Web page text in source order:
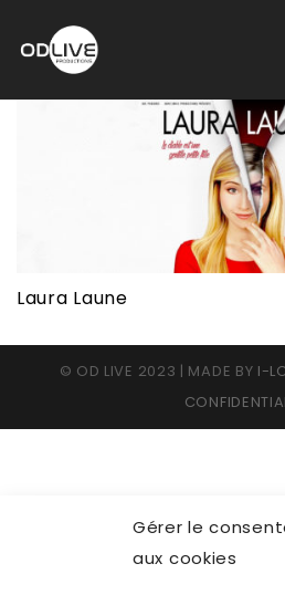
Gérer le
aux cookies
Laura Laune
© OD LIVE 2023 | MADE BY I-